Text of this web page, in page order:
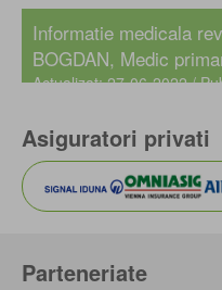
Informatie medicala
BOGDAN, Medic
Actualizat: 27-06-2022 /
Asiguratori privati
Parteneriate